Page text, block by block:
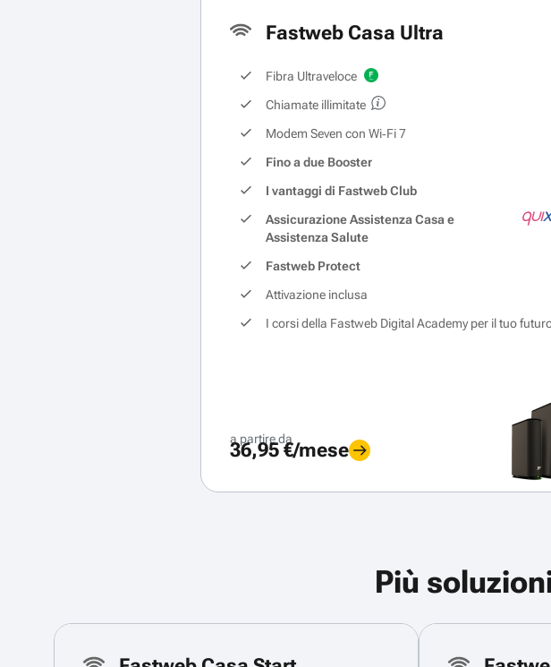
Fastweb Casa Ultra
Fibra Ultraveloce
Chiamate illimitate
Modem Seven con Wi‑Fi 7
Fino a due Booster
I vantaggi di Fastweb Club
Assicurazione Assistenza Casa e
Assistenza Salute
Fastweb Protect
Attivazione inclusa
I corsi della Fastweb Digital Academy per il tuo
a partire da
36,95 €/mese
Più